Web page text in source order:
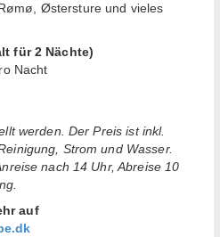
Østersture und vieles
für 2 Nächte)
Nacht
werden. Der Preis ist inkl.
Strom und Wasser.
nach 14 Uhr, Abreise 10
auf